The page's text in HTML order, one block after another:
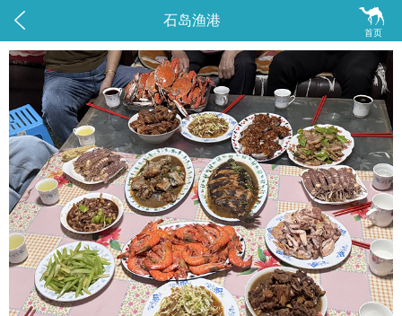
 
首页
石岛渔港